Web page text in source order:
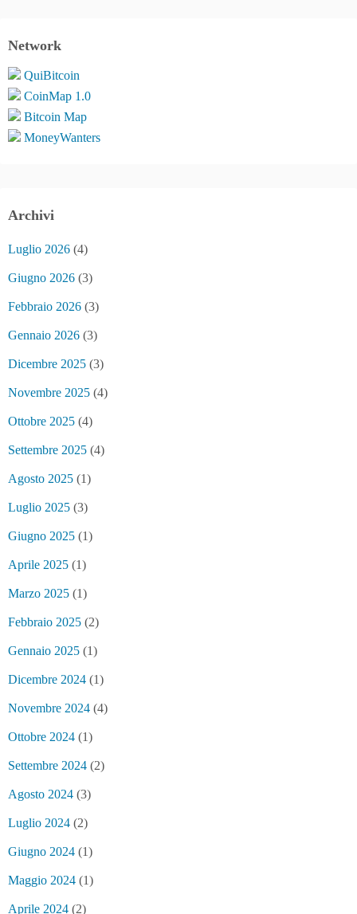
Network
QuiBitcoin
CoinMap 1.0
Bitcoin Map
MoneyWanters
Archivi
Luglio 2026 (4)
Giugno 2026 (3)
Febbraio 2026 (3)
Gennaio 2026 (3)
Dicembre 2025 (3)
Novembre 2025 (4)
Ottobre 2025 (4)
Settembre 2025 (4)
Agosto 2025 (1)
Luglio 2025 (3)
Giugno 2025 (1)
Aprile 2025 (1)
Marzo 2025 (1)
Febbraio 2025 (2)
Gennaio 2025 (1)
Dicembre 2024 (1)
Novembre 2024 (4)
Ottobre 2024 (1)
Settembre 2024 (2)
Agosto 2024 (3)
Luglio 2024 (2)
Giugno 2024 (1)
Maggio 2024 (1)
Aprile 2024 (2)